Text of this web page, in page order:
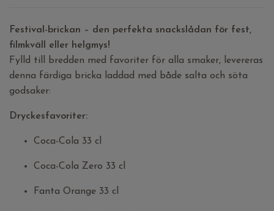
Festival-brickan – den perfekta snackslådan för fest,
filmkväll eller helgmys!
Fylld till bredden med favoriter för alla smaker, levereras
denna färdiga bricka laddad med både salta och söta
godsaker:
Dryckesfavoriter:
Coca-Cola 33 cl
Coca-Cola Zero 33 cl
Fanta Orange 33 cl